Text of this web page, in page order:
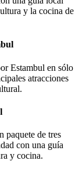
y la cocina de
Estambul en sólo
atracciones
paquete de tres
con una guía
y cocina.